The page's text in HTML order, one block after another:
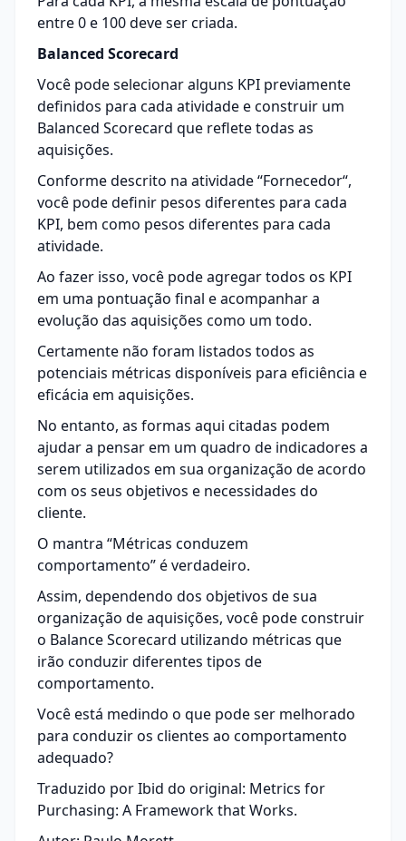
entre 0 e 100 deve ser criada.
Balanced Scorecard
Você pode selecionar alguns KPI previamente
definidos para cada atividade e construir um
Balanced Scorecard que reflete todas as
aquisições.
Conforme descrito na atividade “Fornecedor“,
você pode definir pesos diferentes para cada
KPI, bem como pesos diferentes para cada
atividade.
Ao fazer isso, você pode agregar todos os KPI
em uma pontuação final e acompanhar a
evolução das aquisições como um todo.
Certamente não foram listados todos as
potenciais métricas disponíveis para eficiência e
eficácia em aquisições.
No entanto, as formas aqui citadas podem
ajudar a pensar em um quadro de indicadores a
serem utilizados em sua organização de acordo
com os seus objetivos e necessidades do
cliente.
O mantra “Métricas conduzem
comportamento” é verdadeiro.
Assim, dependendo dos objetivos de sua
organização de aquisições, você pode construir
o Balance Scorecard utilizando métricas que
irão conduzir diferentes tipos de
comportamento.
Você está medindo o que pode ser melhorado
para conduzir os clientes ao comportamento
adequado?
Traduzido por Ibid do original: Metrics for
Purchasing: A Framework that Works.